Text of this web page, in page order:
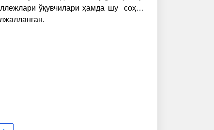
ўқувчилари ҳамда шу
соҳага